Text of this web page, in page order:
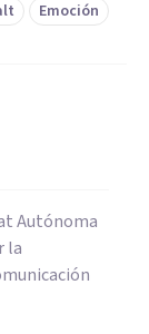
Emoción
Autónoma
la